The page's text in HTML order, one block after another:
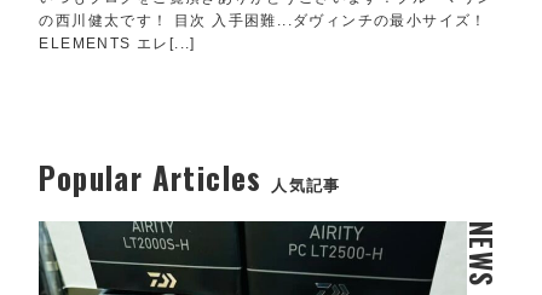
の西川健太です！ 目次 入手困難...ダヴィンチの最小サイズ！
ELEMENTS エレ[...]
Popular Articles 人気記事
NEWS